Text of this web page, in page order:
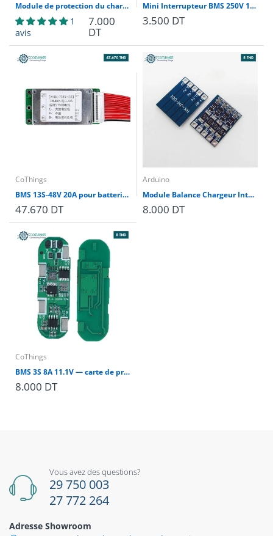
Module de protection du chargeur BMS 2S 3A 7.4V/8.4V Bateerie au LITHIUM 18650
1
avis
7.000
DT
Mini Interrupteur BMS 250V 16A – Interrupteur à Bascule Lumineux ON/OFF
3.500 DT
CoThings
BMS 13S-48V 20A pour batterie lithium
47.670 DT
Arduino
Module Balance Chargeur Intelligent PCB BMS 4S-4,2V LI-ION Batterie 18650
8.000 DT
CoThings
BMS 3S 8A 11.1V — carte de protection batterie Li-ion 18650 (port commun)
8.000 DT
Vous avez des questions?
29 750 003
27 772 264
Adresse Showroom